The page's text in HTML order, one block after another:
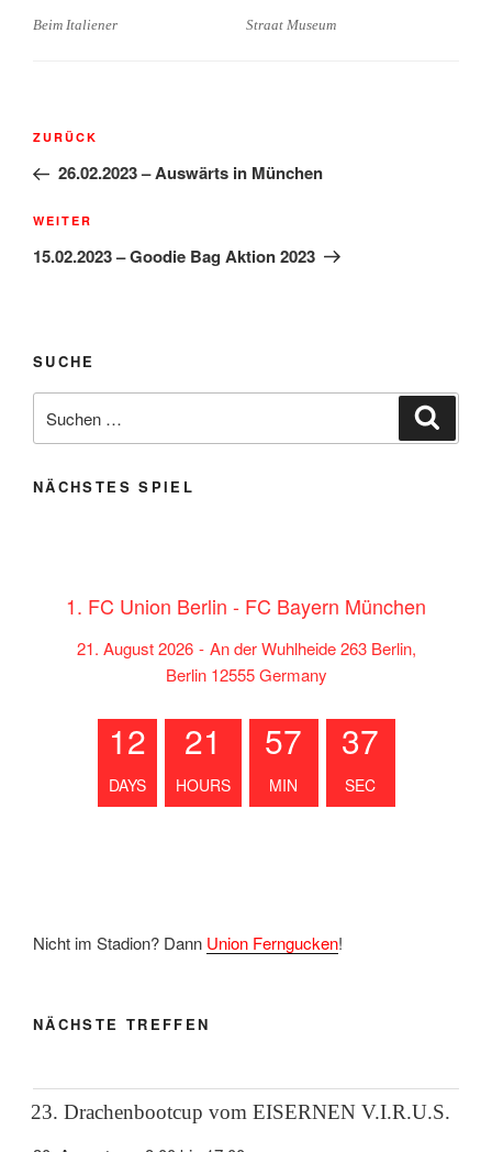
Beim Italiener Straat Museum
Beitragsnavigation
Vorheriger
Beitrag
ZURÜCK
26.02.2023 – Auswärts in München
Nächster
Beitrag
WEITER
15.02.2023 – Goodie Bag Aktion 2023
SUCHE
nach:
NÄCHSTES SPIEL
1. FC Union Berlin - FC Bayern München
21. August 2026 - An der Wuhlheide 263 Berlin,
Berlin 12555 Germany
12
DAYS
21
HOURS
57
MIN
37
SEC
Nicht im Stadion? Dann Union Ferngucken!
NÄCHSTE TREFFEN
23. Drachenbootcup vom EISERNEN V.I.R.U.S.